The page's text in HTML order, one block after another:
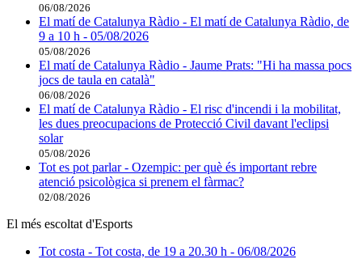
06/08/2026
El matí de Catalunya Ràdio - El matí de Catalunya Ràdio, de
9 a 10 h - 05/08/2026
05/08/2026
El matí de Catalunya Ràdio - Jaume Prats: "Hi ha massa pocs
jocs de taula en català"
06/08/2026
El matí de Catalunya Ràdio - El risc d'incendi i la mobilitat,
les dues preocupacions de Protecció Civil davant l'eclipsi
solar
05/08/2026
Tot es pot parlar - Ozempic: per què és important rebre
atenció psicològica si prenem el fàrmac?
02/08/2026
El més escoltat d'Esports
Tot costa - Tot costa, de 19 a 20.30 h - 06/08/2026